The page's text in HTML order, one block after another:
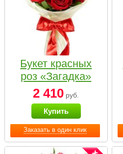
Заказать в один клик
Букет красных
роз «Загадка»
2 410 руб.
Купить